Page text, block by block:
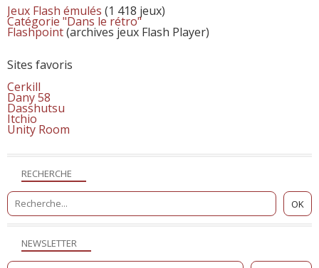
NEWSLETTER
RECHERCHE
Jeux Flash émulés (1 418 jeux)
Catégorie "Dans le rétro"
Flashpoint(archives jeux Flash Player)
Sites favoris
Cerkill
Dany 58
Dasshutsu
Itchio
Unity Room